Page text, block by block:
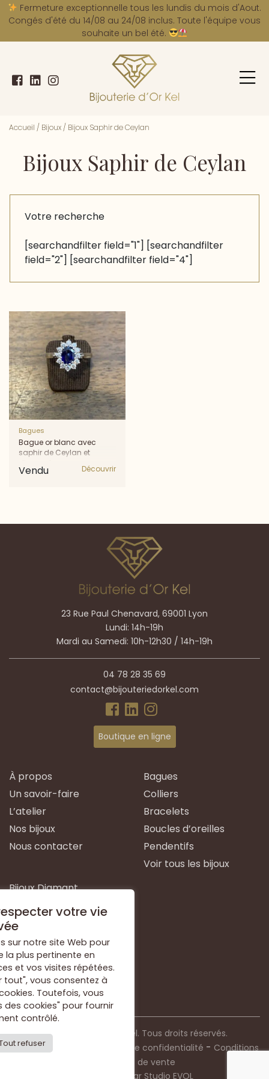
Fermeture exceptionnelle tous les lundis du mois d'Aout.
Congés d'été du 14/08 au 24/08 inclus. Toute l'équipe vous
souhaite un bel été.
Accueil / Bijoux / Bijoux Saphir de Ceylan
Bijoux Saphir de Ceylan
Votre recherche
[searchandfilter field="1"] [searchandfilter
field="2"] [searchandfilter field="4"]
Bagues
Bague or blanc avec
saphir de Ceylan et
Vendu Découvrir
23 Rue Paul Chenavard, 69001 Lyon
Lundi: 14h-19h
Mardi au Samedi: 10h-12h30 / 14h-19h
04 78 28 35 69
contact@bijouteriedorkel.com
Boutique en ligne
À propos
Un savoir-faire
L’atelier
Nos bijoux
Nous contacter
Bagues
Colliers
Bracelets
Boucles d’oreilles
Pendentifs
Voir tous les bijoux
Bijoux Diamant
Bijoux Emeraude
Bijoux Or Blanc
Bijoux Or Jaune
Bijoux Argent
Voir tous les types de
bijoux
© 2021 Bijouterie Dorkel. Tous droits réservés.
Mentions légales
Politique de confidentialité - Conditions
générales de vente
Conception par Studio EVOL
votre vie
sur notre site Web pour
la plus pertinente en
et vos visites répétées.
tout", vous consentez à
Toutefois, vous
des cookies" pour fournir
contrôlé.
refuser